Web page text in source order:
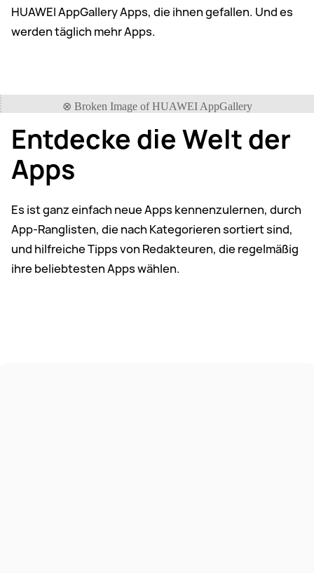
HUAWEI AppGallery Apps, die ihnen gefallen. Und es
werden täglich mehr Apps.
Entdecke die Welt der
Apps
Es ist ganz einfach neue Apps kennenzulernen, durch
App-Ranglisten, die nach Kategorieren sortiert sind,
und hilfreiche Tipps von Redakteuren, die regelmäßig
ihre beliebtesten Apps wählen.